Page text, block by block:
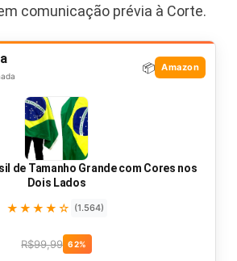
comunicação prévia à Corte.
📦 Amazon
de Tamanho Grande com Cores nos
Dois Lados
★★★★☆ (1.564)
R$99,99 62%